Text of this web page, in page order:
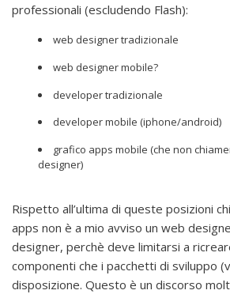
professionali (escludendo Flash):
web designer tradizionale
web designer mobile?
developer tradizionale
developer mobile (iphone/android)
grafico apps mobile (che non
designer)
Rispetto all’ultima di queste posizioni
apps non è a mio avviso un web
designer, perchè deve limitarsi a
componenti che i pacchetti di sviluppo
disposizione. Questo è un discorso